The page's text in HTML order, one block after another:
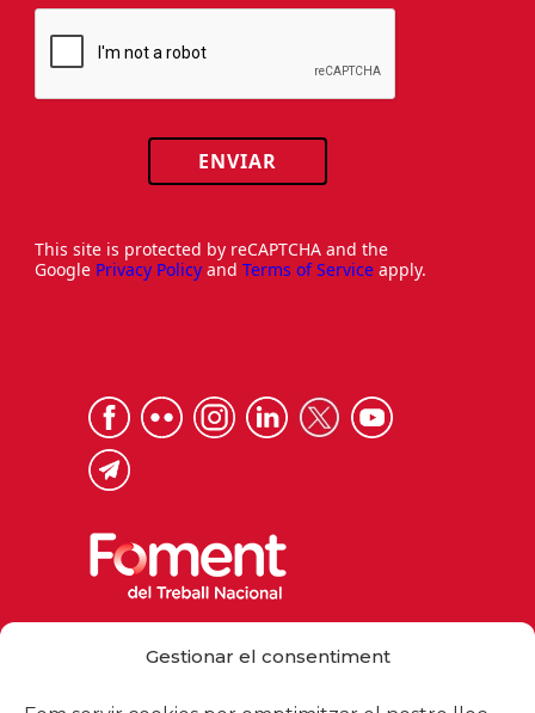
Gestionar el consentiment
ENVIAR
This site is protected by reCAPTCHA and the
Google Privacy Policy and Terms of Service apply.
foment@foment.com